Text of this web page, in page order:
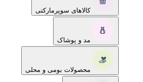
کالاهای سوپرمارکتی
مد و پوشاک
محصولات بومی و محلی